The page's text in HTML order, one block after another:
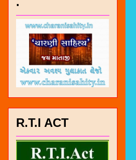
R.T.I ACT